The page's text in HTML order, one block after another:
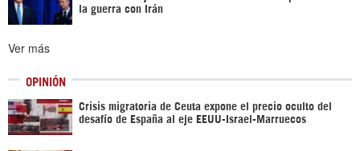
la guerra con Irán
Ver más
OPINIÓN
Crisis migratoria de Ceuta expone el precio oculto del
desafío de España al eje EEUU-Israel-Marruecos